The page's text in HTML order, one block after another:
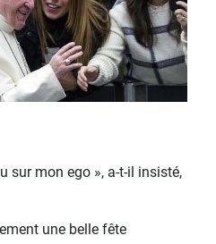
sur mon ego », a-t-il insisté,
une belle fête